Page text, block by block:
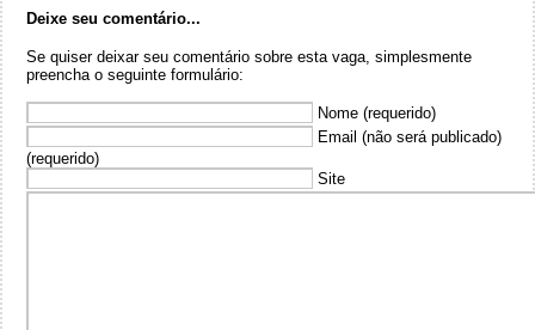
Deixe seu comentário...
Se quiser deixar seu comentário sobre esta vaga, simplesmente
preencha o seguinte formulário:
Nome (requerido)
Email (não será publicado)
(requerido)
Site